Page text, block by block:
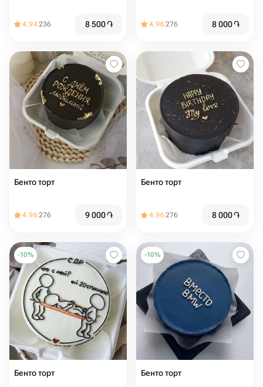
4.94236 8 500֏ 4.96276 8 000֏
Бенто торт
4.96276 9 000֏
Бенто торт
4.96276 8 000֏
-10%
Бенто торт
-10%
Бенто торт